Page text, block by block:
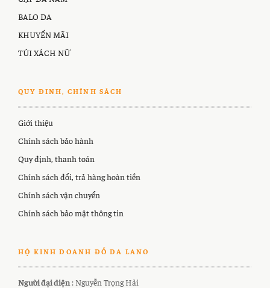
BALO DA
KHUYẾN MÃI
TÚI XÁCH NỮ
QUY ĐINH, CHÍNH SÁCH
Giới thiệu
Chính sách bảo hành
Quy định, thanh toán
Chính sách đổi, trả hàng hoàn tiền
Chính sách vận chuyển
Chính sách bảo mật thông tin
HỘ KINH DOANH ĐỒ DA LANO
Người đại diện : Nguyễn Trọng Hải